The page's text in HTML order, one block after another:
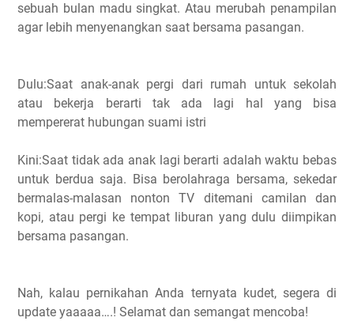
sebuah bulan madu singkat. Atau merubah penampilan
agar lebih menyenangkan saat bersama pasangan.
Dulu:Saat anak-anak pergi dari rumah untuk sekolah
atau bekerja berarti tak ada lagi hal yang bisa
mempererat hubungan suami istri
Kini:Saat tidak ada anak lagi berarti adalah waktu bebas
untuk berdua saja. Bisa berolahraga bersama, sekedar
bermalas-malasan nonton TV ditemani camilan dan
kopi, atau pergi ke tempat liburan yang dulu diimpikan
bersama pasangan.
Nah, kalau pernikahan Anda ternyata kudet, segera di
update yaaaaa….! Selamat dan semangat mencoba!